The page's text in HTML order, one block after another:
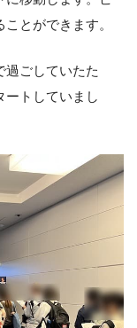
とができます。
過ごしていたた
ートしていまし